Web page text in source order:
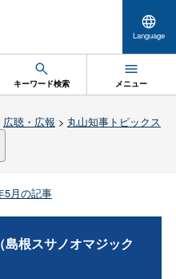
Language
キーワード検索 メニュー
広聴・広報 > 丸山知事トピックス
5月の記事
島根スサノオマジック